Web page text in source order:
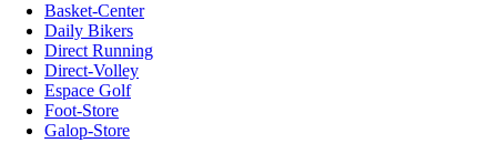
Basket-Center
Daily Bikers
Direct Running
Direct-Volley
Espace Golf
Foot-Store
Galop-Store